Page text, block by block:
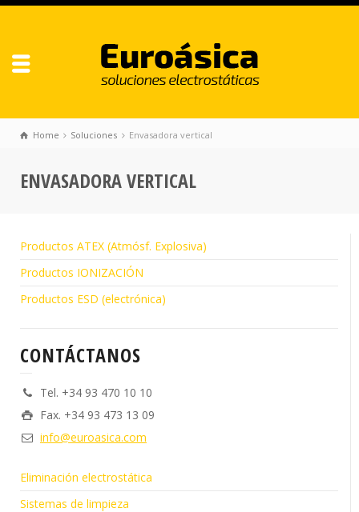
Home Soluciones Envasadora vertical
ENVASADORA VERTICAL
Productos ATEX (Atmósf. Explosiva)
Productos IONIZACIÓN
Productos ESD (electrónica)
CONTÁCTANOS
Tel. +34 93 470 10 10
Fax. +34 93 473 13 09
info@euroasica.com
Eliminación electrostática
Sistemas de limpieza